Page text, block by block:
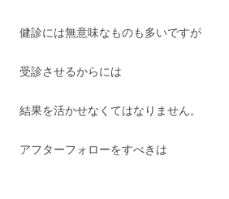
健診には無意味なものも多いですが
受診させるからには
結果を活かせなくてはなりません。
アフターフォローをすべきは